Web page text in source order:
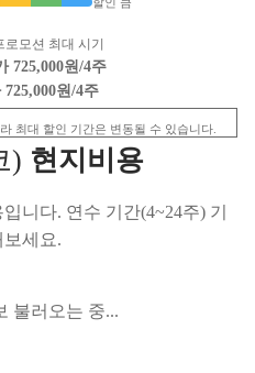
로모션 최대 시기
725,000원/4주
725,000원/4주
최대 할인 기간은 변동될 수 있습니다.
) 현지비용
니다. 연수 기간(4~24주) 기
세요.
불러오는 중...